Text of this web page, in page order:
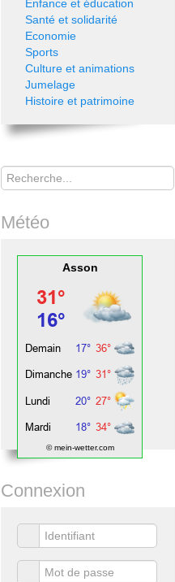
Enfance et éducation
Santé et solidarité
Economie
Sports
Culture et animations
Jumelage
Histoire et patrimoine
Rechercher
Météo
Asson
© mein-wetter.com
Connexion